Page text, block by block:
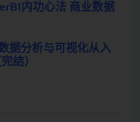
内功心法 商业数据
据分析与可视化从入
结）